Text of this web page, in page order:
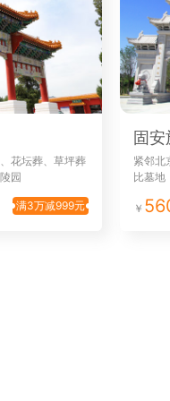
花坛葬、草坪葬
园
满3万减999元
固安
紧邻北
比墓地